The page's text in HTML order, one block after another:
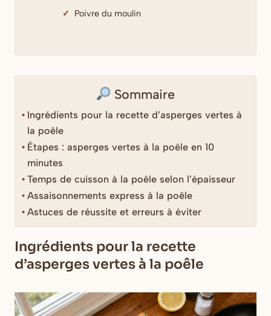
Poivre du moulin
Sommaire
Ingrédients pour la recette d’asperges vertes à
la poêle
Étapes : asperges vertes à la poêle en 10
minutes
Temps de cuisson à la poêle selon l’épaisseur
Assaisonnements express à la poêle
Astuces de réussite et erreurs à éviter
Ingrédients pour la recette
d’asperges vertes à la poêle